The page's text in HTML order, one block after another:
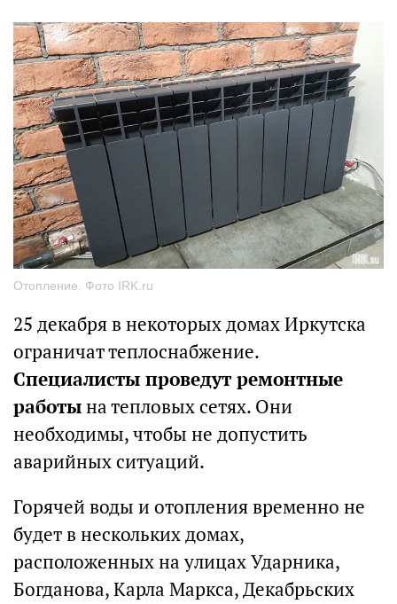
Отопление. Фото IRK.ru
25 декабря в некоторых домах Иркутска
ограничат теплоснабжение.
Специалисты проведут ремонтные
работына тепловых сетях. Они
необходимы, чтобы не допустить
аварийных ситуаций.
Горячей воды и отопления временно не
будет в нескольких домах,
расположенных на улицах Ударника,
Богданова, Карла Маркса, Декабрьских